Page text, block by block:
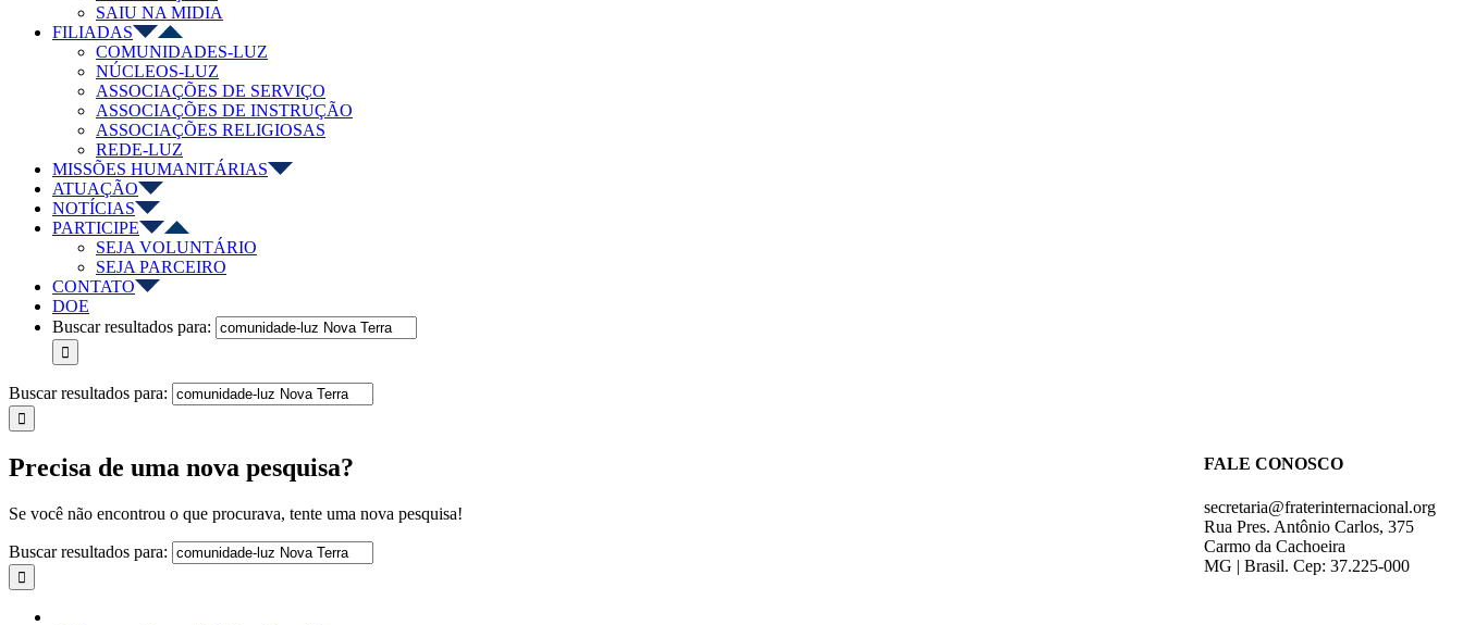
SAIU NA MIDIA
FILIADAS
COMUNIDADES-LUZ
NÚCLEOS-LUZ
ASSOCIAÇÕES DE SERVIÇO
ASSOCIAÇÕES DE INSTRUÇÃO
ASSOCIAÇÕES RELIGIOSAS
REDE-LUZ
MISSÕES HUMANITÁRIAS
ATUAÇÃO
NOTÍCIAS
PARTICIPE
SEJA VOLUNTÁRIO
SEJA PARCEIRO
CONTATO
DOE
Buscar resultados para:
Buscar resultados para:
Precisa de uma nova pesquisa?
Se você não encontrou o que procurava, tente uma nova pesquisa!
Buscar resultados para:
FALE CONOSCO
secretaria@fraterinternacional.org
Rua Pres. Antônio Carlos, 375
Carmo da Cachoeira
MG | Brasil. Cep: 37.225-000